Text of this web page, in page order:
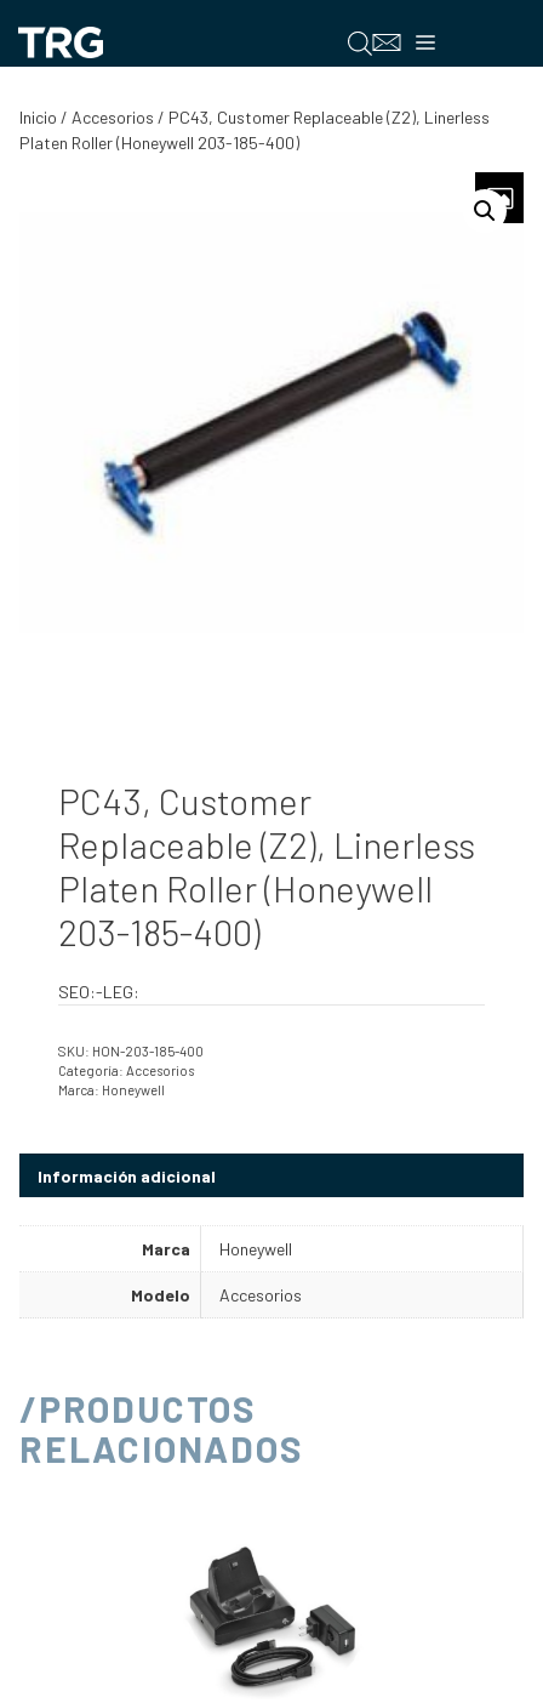
contenido
Menú
Inicio / Accesorios / PC43, Customer Replaceable (Z2), Linerless
Platen Roller (Honeywell 203-185-400)
PC43, Customer
Replaceable (Z2), Linerless
Platen Roller (Honeywell
203-185-400)
SEO:-LEG:
SKU: HON-203-185-400
Categoría: Accesorios
Marca: Honeywell
Información adicional
Marca Honeywell
Modelo Accesorios
/PRODUCTOS
RELACIONADOS